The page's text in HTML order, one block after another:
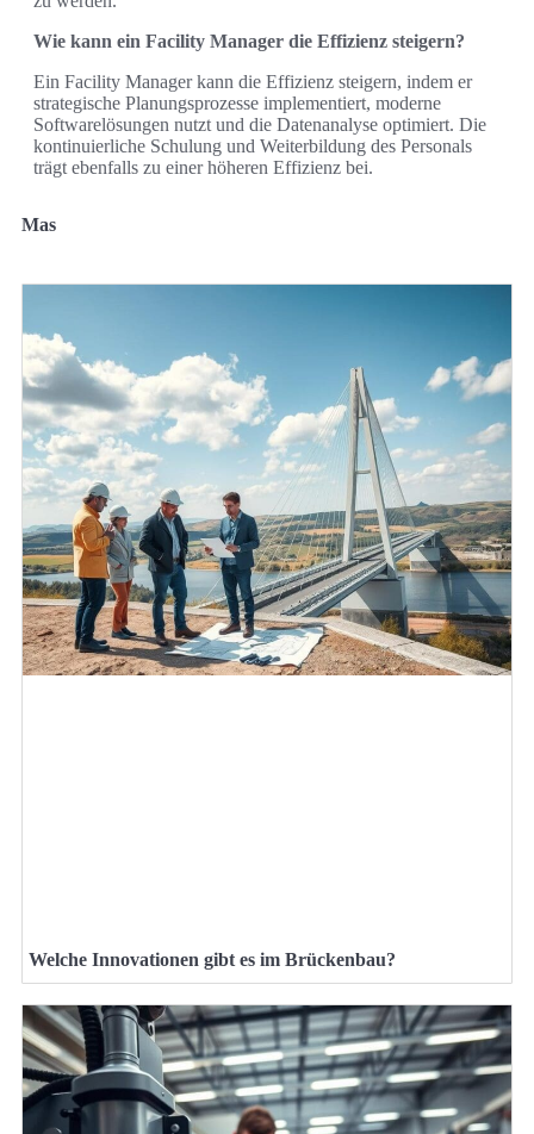
Wie kann ein Facility Manager die Effizienz steigern?
Ein Facility Manager kann die Effizienz steigern, indem er
strategische Planungsprozesse implementiert, moderne
Softwarelösungen nutzt und die Datenanalyse optimiert. Die
kontinuierliche Schulung und Weiterbildung des Personals
trägt ebenfalls zu einer höheren Effizienz bei.
Mas
Welche Innovationen gibt es im Brückenbau?